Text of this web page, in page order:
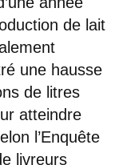
de lait
une hausse
de litres
atteindre
l’Enquête
livreurs